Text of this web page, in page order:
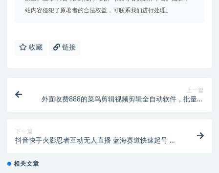
站内容侵犯了原著者的合法权益，可联系我们进行处理。
收藏 链接
上一篇
外面收费888的菜鸟剪辑视频剪辑全自动软件，批量剪
下一篇
抖音快手火影忍者互动无人直播 蓝海赛道快速起号 日
相关文章